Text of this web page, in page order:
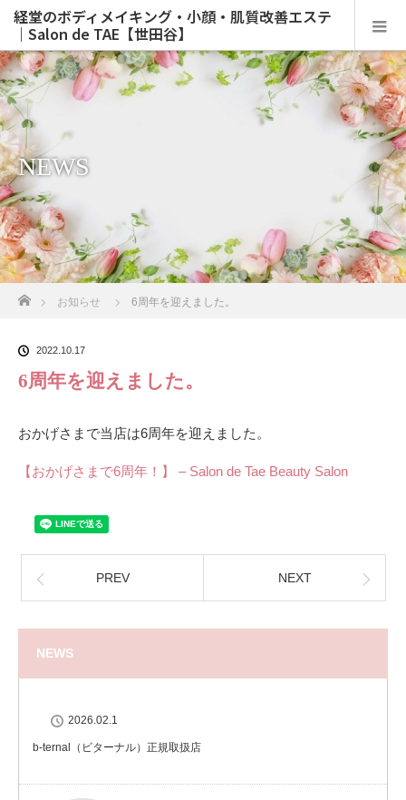
経堂のボディメイキング・小顔・肌質改善エステ
｜Salon de TAE【世田谷】
NEWS
ホーム
お知らせ 6周年を迎えました。
2022.10.17
6周年を迎えました。
おかげさまで当店は6周年を迎えました。
【おかげさまで6周年！】 – Salon de Tae Beauty Salon
PREV NEXT
NEWS
2026.02.1
b-ternal（ビターナル）正規取扱店